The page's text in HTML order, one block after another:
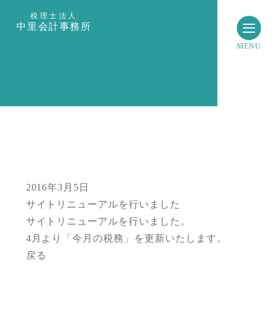
税理士法人
中里会計事務所
MENU
2016年3月5日
サイトリニューアルを行いました
サイトリニューアルを行いました。
4月より「今月の税務」を更新いたします。
戻る